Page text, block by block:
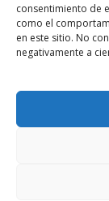
consentimiento de
como el
en este sitio. No
negativamente a
LEAVE A